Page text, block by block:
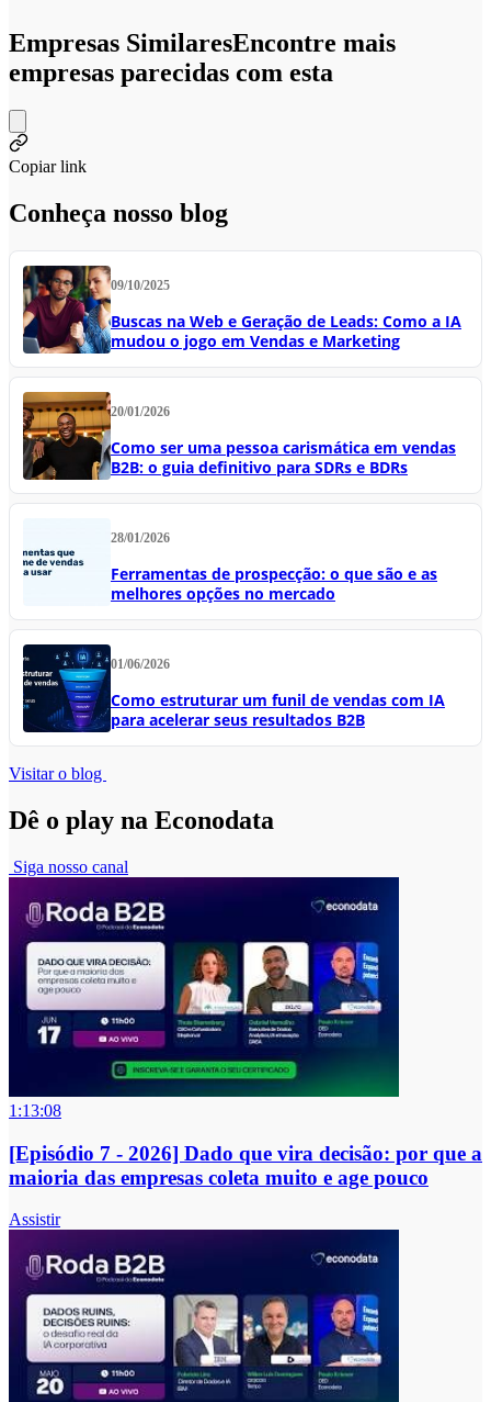
Empresas SimilaresEncontre mais
empresas parecidas com esta
Copiar link
Conheça nosso blog
09/10/2025
Buscas na Web e Geração de Leads: Como a IA
mudou o jogo em Vendas e Marketing
20/01/2026
Como ser uma pessoa carismática em vendas
B2B: o guia definitivo para SDRs e BDRs
28/01/2026
Ferramentas de prospecção: o que são e as
melhores opções no mercado
01/06/2026
Como estruturar um funil de vendas com IA
para acelerar seus resultados B2B
Visitar o blog
Dê o play na Econodata
Siga nosso canal
1:13:08
[Episódio 7 - 2026] Dado que vira decisão: por que a
maioria das empresas coleta muito e age pouco
Assistir